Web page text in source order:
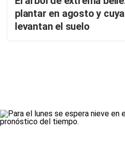
plantar en agosto y
levantan el suelo